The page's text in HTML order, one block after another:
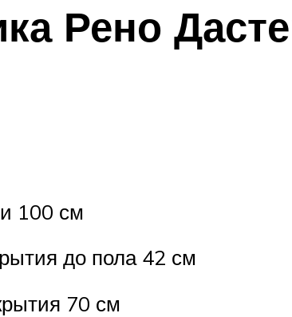
Рено
100 см
до пола 42 см
70 см